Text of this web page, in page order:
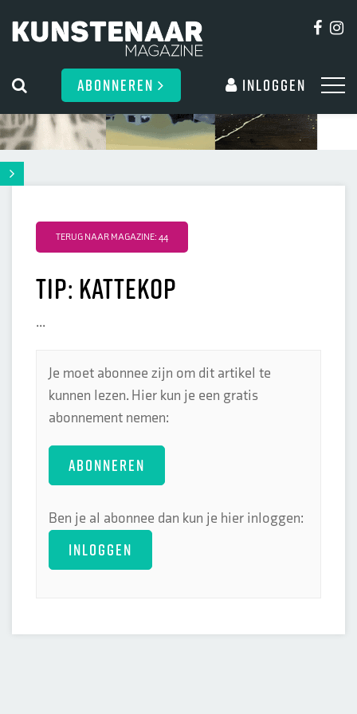
ABONNEREN Inloggen
TERUG NAAR MAGAZINE: 44
Tip: kattekop
...
Je moet abonnee zijn om dit artikel te
kunnen lezen. Hier kun je een gratis
abonnement nemen:
ABONNEREN
Ben je al abonnee dan kun je hier inloggen:
INLOGGEN